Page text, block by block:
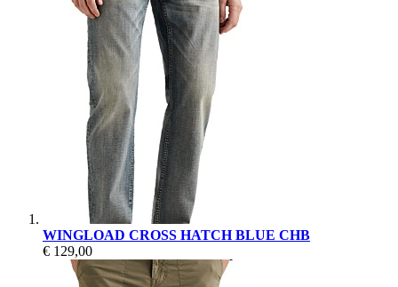
WINGLOAD CROSS HATCH BLUE CHB
€ 129,00